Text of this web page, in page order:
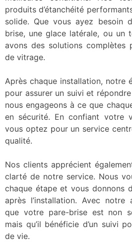
produits d’étanchéité
solide. Que vous ayez besoin
brise, une glace latérale, ou un
avons des solutions complètes
de vitrage.
Après chaque installation, notre
pour assurer un suivi et
nous engageons à ce que
en sécurité. En confiant votre
vous optez pour un service
qualité.
Nos clients apprécient
clarté de notre service. Nous
chaque étape et vous donnons
après l’installation. Avec notre
que votre pare-brise est non
mais qu’il bénéficie d’un suivi
de vie.